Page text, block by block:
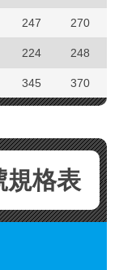
247 270
224 248
345 370
規格表